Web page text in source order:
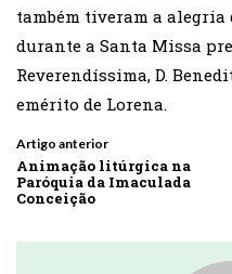
também tiveram a alegria
durante a Santa Missa
Reverendíssima, D.
emérito de Lorena.
Artigo anterior
Animação litúrgica na
Paróquia da Imaculada
Conceição